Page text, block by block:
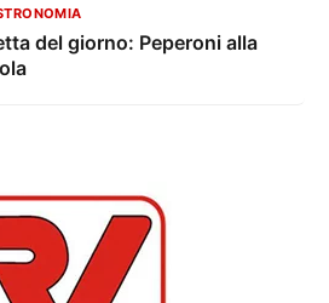
del giorno: Peperoni alla